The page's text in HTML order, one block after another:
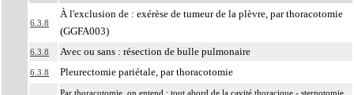
6.3.8
À l'exclusion de : exérèse de tumeur de la plèvre, par thoracotomie
(GGFA003)
6.3.8 Avec ou sans : résection de bulle pulmonaire
6.3.8 Pleurectomie pariétale, par thoracotomie
Par thoracotomie, on entend : tout abord de la cavité thoracique - sternotomie,